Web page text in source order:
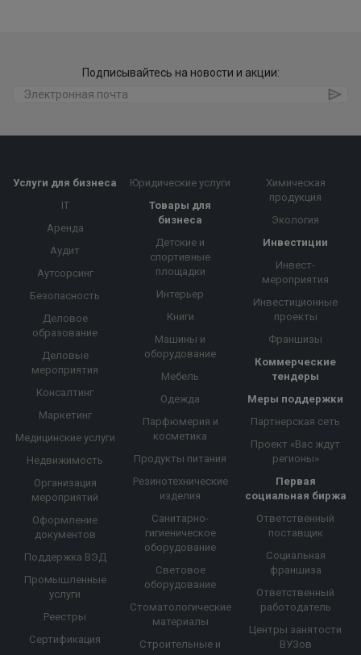
Подписывайтесь на новости и акции:
Услуги для бизнеса
IT
Аренда
Аудит
Аутсорсинг
Безопасность
Деловое
образование
Деловые
мероприятия
Консалтинг
Маркетинг
Медицинские услуги
Недвижимость
Организация
мероприятий
Оформление
документов
Поддержка ВЭД
Промышленные
услуги
Реестры
Сертификация
Юридические услуги
Товары для
бизнеса
Детские и
спортивные
площадки
Интерьер
Книги
Машины и
оборудование
Мебель
Одежда
Парфюмерия и
косметика
Продукты питания
Резинотехнические
изделия
Санитарно-
гигиеническое
оборудование
Световое
оборудование
Стоматологические
материалы
Строительные и
Химическая
продукция
Экология
Инвестиции
Инвест-
мероприятия
Инвестиционные
проекты
Франшизы
Коммерческие
тендеры
Меры поддержки
Партнерская сеть
Проект «Вас ждут
регионы»
Первая
социальная биржа
Ответственный
поставщик
Социальная
франшиза
Ответственный
работодатель
Центры занятости
ВУЗов